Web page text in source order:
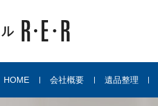
HOME 会社概要 遺品整理